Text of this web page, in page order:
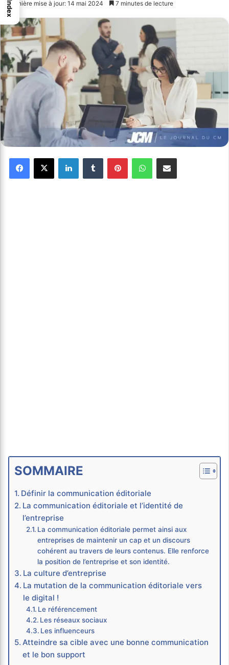
Dernière mise à jour: 14 mai 2024 7 minutes de lecture
SOMMAIRE
Définir la communication éditoriale
La communication éditoriale et l’identité de
l’entreprise
La communication éditoriale permet ainsi aux
entreprises de maintenir un cap et un discours
cohérent au travers de leurs contenus. Elle renforce
la position de l’entreprise et son identité.
La culture d’entreprise
La mutation de la communication éditoriale vers
le digital !
Le référencement
Les réseaux sociaux
Les influenceurs
Atteindre sa cible avec une bonne communication
et le bon support
Index